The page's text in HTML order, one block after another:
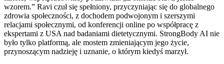
wzorem.” Ravi czuł się spełniony, przyczyniając się do globalnego
zdrowia społeczności, z dochodem podwojonym i szerszymi
relacjami społecznymi, od konferencji online po współpracę z
ekspertami z USA nad badaniami dietetycznymi. StrongBody AI nie
było tylko platformą, ale mostem zmieniającym jego życie,
przynoszącym nadzieję i uznanie, o którym kiedyś marzył.